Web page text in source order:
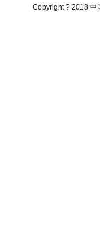
Copyright ? 2018